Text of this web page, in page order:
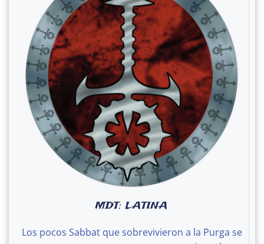
MDT: LATINA
Los pocos Sabbat que sobrevivieron a la Purga se